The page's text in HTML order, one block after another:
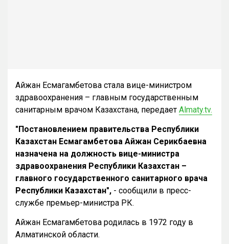
Айжан Есмагамбетова стала вице-министром
здравоохранения – главным государственным
санитарным врачом Казахстана, передает Almaty.tv.
"Постановлением правительства Республики
Казахстан Есмагамбетова Айжан Серикбаевна
назначена на должность вице-министра
здравоохранения Республики Казахстан –
главного государственного санитарного врача
Республики Казахстан", - сообщили в пресс-
службе премьер-министра РК.
Айжан Есмагамбетова родилась в 1972 году в
Алматинской области.